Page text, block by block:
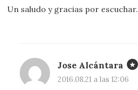
Un saludo y gracias por escuchar.
Jose Alcántara
2016.08.21 a las 12:06